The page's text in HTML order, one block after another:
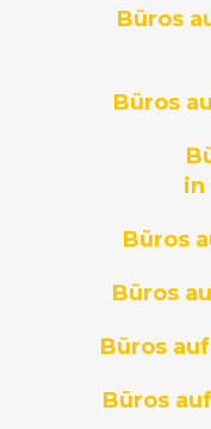
Büros
Büros
in
Büros
Büros
Büros
Büros